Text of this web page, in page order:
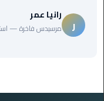
مكاتب
ليموزين
الاسكندرية
ر
رانيا عمر
مرسيدس فاخرة —